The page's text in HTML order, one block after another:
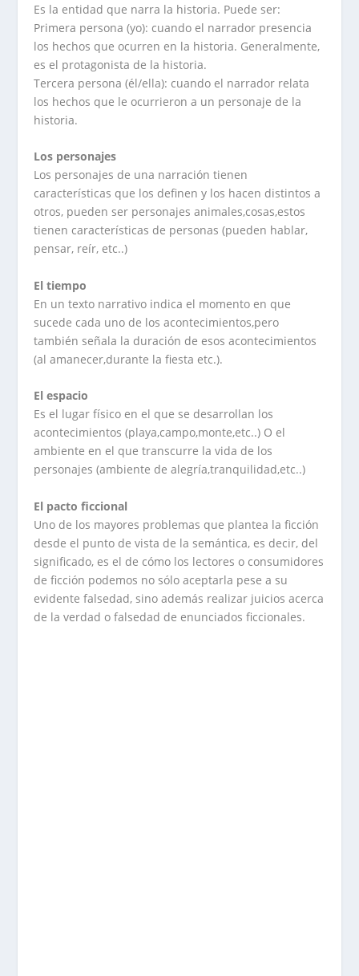
Es la entidad que narra la historia. Puede ser:
Primera persona (yo): cuando el narrador presencia
los hechos que ocurren en la historia. Generalmente,
es el protagonista de la historia.
Tercera persona (él/ella): cuando el narrador relata
los hechos que le ocurrieron a un personaje de la
historia.
Los personajes
Los personajes de una narración tienen
características que los definen y los hacen distintos a
otros, pueden ser personajes animales,cosas,estos
tienen características de personas (pueden hablar,
pensar, reír, etc..)
El tiempo
En un texto narrativo indica el momento en que
sucede cada uno de los acontecimientos,pero
también señala la duración de esos acontecimientos
(al amanecer,durante la fiesta etc.).
El espacio
Es el lugar físico en el que se desarrollan los
acontecimientos (playa,campo,monte,etc..) O el
ambiente en el que transcurre la vida de los
personajes (ambiente de alegría,tranquilidad,etc..)
El pacto ficcional
Uno de los mayores problemas que plantea la ficción
desde el punto de vista de la semántica, es decir, del
significado, es el de cómo los lectores o consumidores
de ficción podemos no sólo aceptarla pese a su
evidente falsedad, sino además realizar juicios acerca
de la verdad o falsedad de enunciados ficcionales.